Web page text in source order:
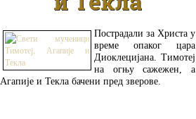
Пострадали за Христа у
време опаког цара
Диоклецијана. Тимотеј
на огњу сажежен, а
Агапије и Текла бачени пред зверове.